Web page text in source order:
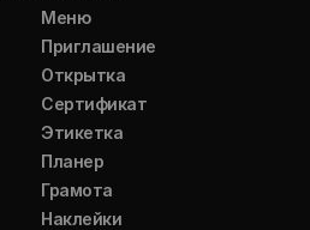
Меню
Приглашение
Открытка
Сертификат
Этикетка
Планер
Грамота
Наклейки